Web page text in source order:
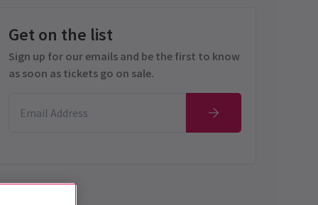
Get on the list
Sign up for our emails and be the first to know
as soon as tickets go on sale.